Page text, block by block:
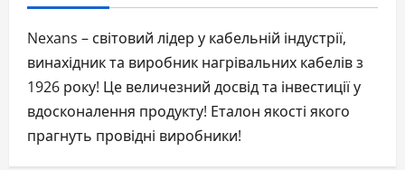
Nexans – світовий лідер у кабельній індустрії,
винахідник та виробник нагрівальних кабелів з
1926 року! Це величезний досвід та інвестиції у
вдосконалення продукту! Еталон якості якого
прагнуть провідні виробники!